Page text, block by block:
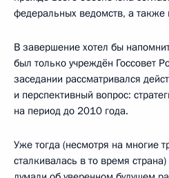
федеральных ведомств, а также
В завершение хотел бы
был только учреждён Госсовет
заседании рассматривался
и перспективный вопрос:
на период до 2010 года.
Уже тогда (несмотря на многие
сталкивалась в то время